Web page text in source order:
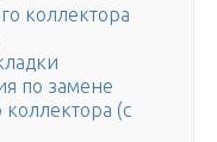
коллектора
по замене
(с